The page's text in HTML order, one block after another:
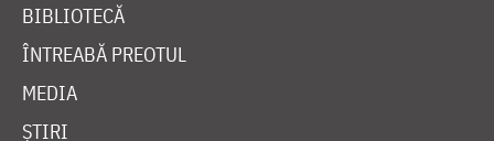
BIBLIOTECĂ
ÎNTREABĂ PREOTUL
MEDIA
ȘTIRI